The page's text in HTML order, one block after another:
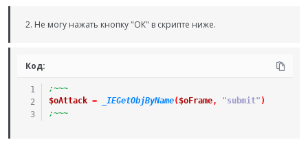
2. Не могу нажать кнопку "ОК" в скрипте ниже.
Код:
;~~~
$oAttack = _IEGetObjByName( $oFrame, "submit" )
;~~~